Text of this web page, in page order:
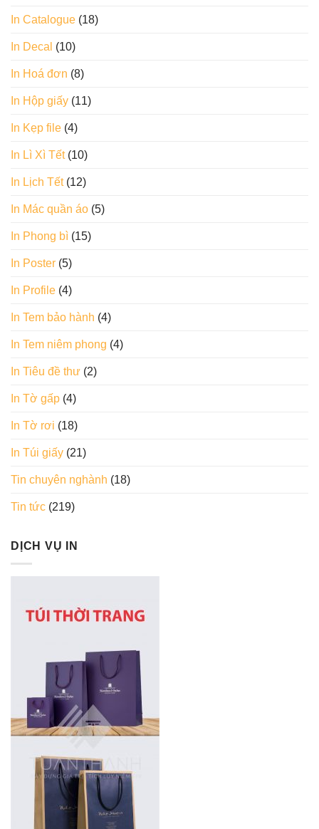
In Catalogue (18)
In Decal (10)
In Hoá đơn (8)
In Hộp giấy (11)
In Kẹp file (4)
In Lì Xì Tết(10)
In Lịch Tết(12)
In Mác quần áo (5)
In Phong bì (15)
In Poster (5)
In Profile (4)
In Tem bảo hành (4)
In Tem niêm phong (4)
In Tiêu đề thư (2)
In Tờ gấp (4)
In Tờ rơi (18)
In Túi giấy (21)
Tin chuyên nghành (18)
Tin tức (219)
DỊCH VỤ IN